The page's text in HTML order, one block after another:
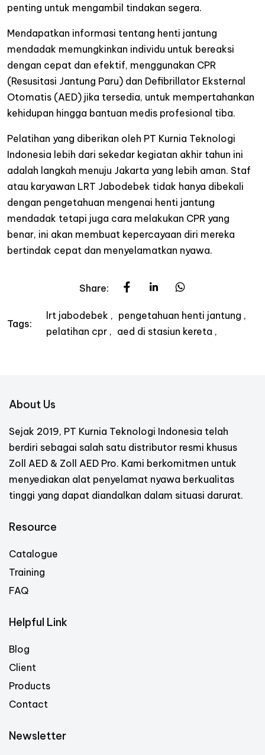
penting untuk mengambil tindakan segera.
Mendapatkan informasi tentang henti jantung
mendadak memungkinkan individu untuk bereaksi
dengan cepat dan efektif, menggunakan CPR
(Resusitasi Jantung Paru) dan Defibrillator Eksternal
Otomatis (AED) jika tersedia, untuk mempertahankan
kehidupan hingga bantuan medis profesional tiba.
Pelatihan yang diberikan oleh PT Kurnia Teknologi
Indonesia lebih dari sekedar kegiatan akhir tahun ini
adalah langkah menuju Jakarta yang lebih aman. Staf
atau karyawan LRT Jabodebek tidak hanya dibekali
dengan pengetahuan mengenai henti jantung
mendadak tetapi juga cara melakukan CPR yang
benar, ini akan membuat kepercayaan diri mereka
bertindak cepat dan menyelamatkan nyawa.
Share:
Tags:
lrt jabodebek
pengetahuan henti jantung
pelatihan cpr
aed di stasiun kereta
About Us
Sejak 2019, PT Kurnia Teknologi Indonesia telah
berdiri sebagai salah satu distributor resmi khusus
Zoll AED & Zoll AED Pro. Kami berkomitmen untuk
menyediakan alat penyelamat nyawa berkualitas
tinggi yang dapat diandalkan dalam situasi darurat.
Resource
Catalogue
Training
FAQ
Helpful Link
Blog
Client
Products
Contact
Newsletter